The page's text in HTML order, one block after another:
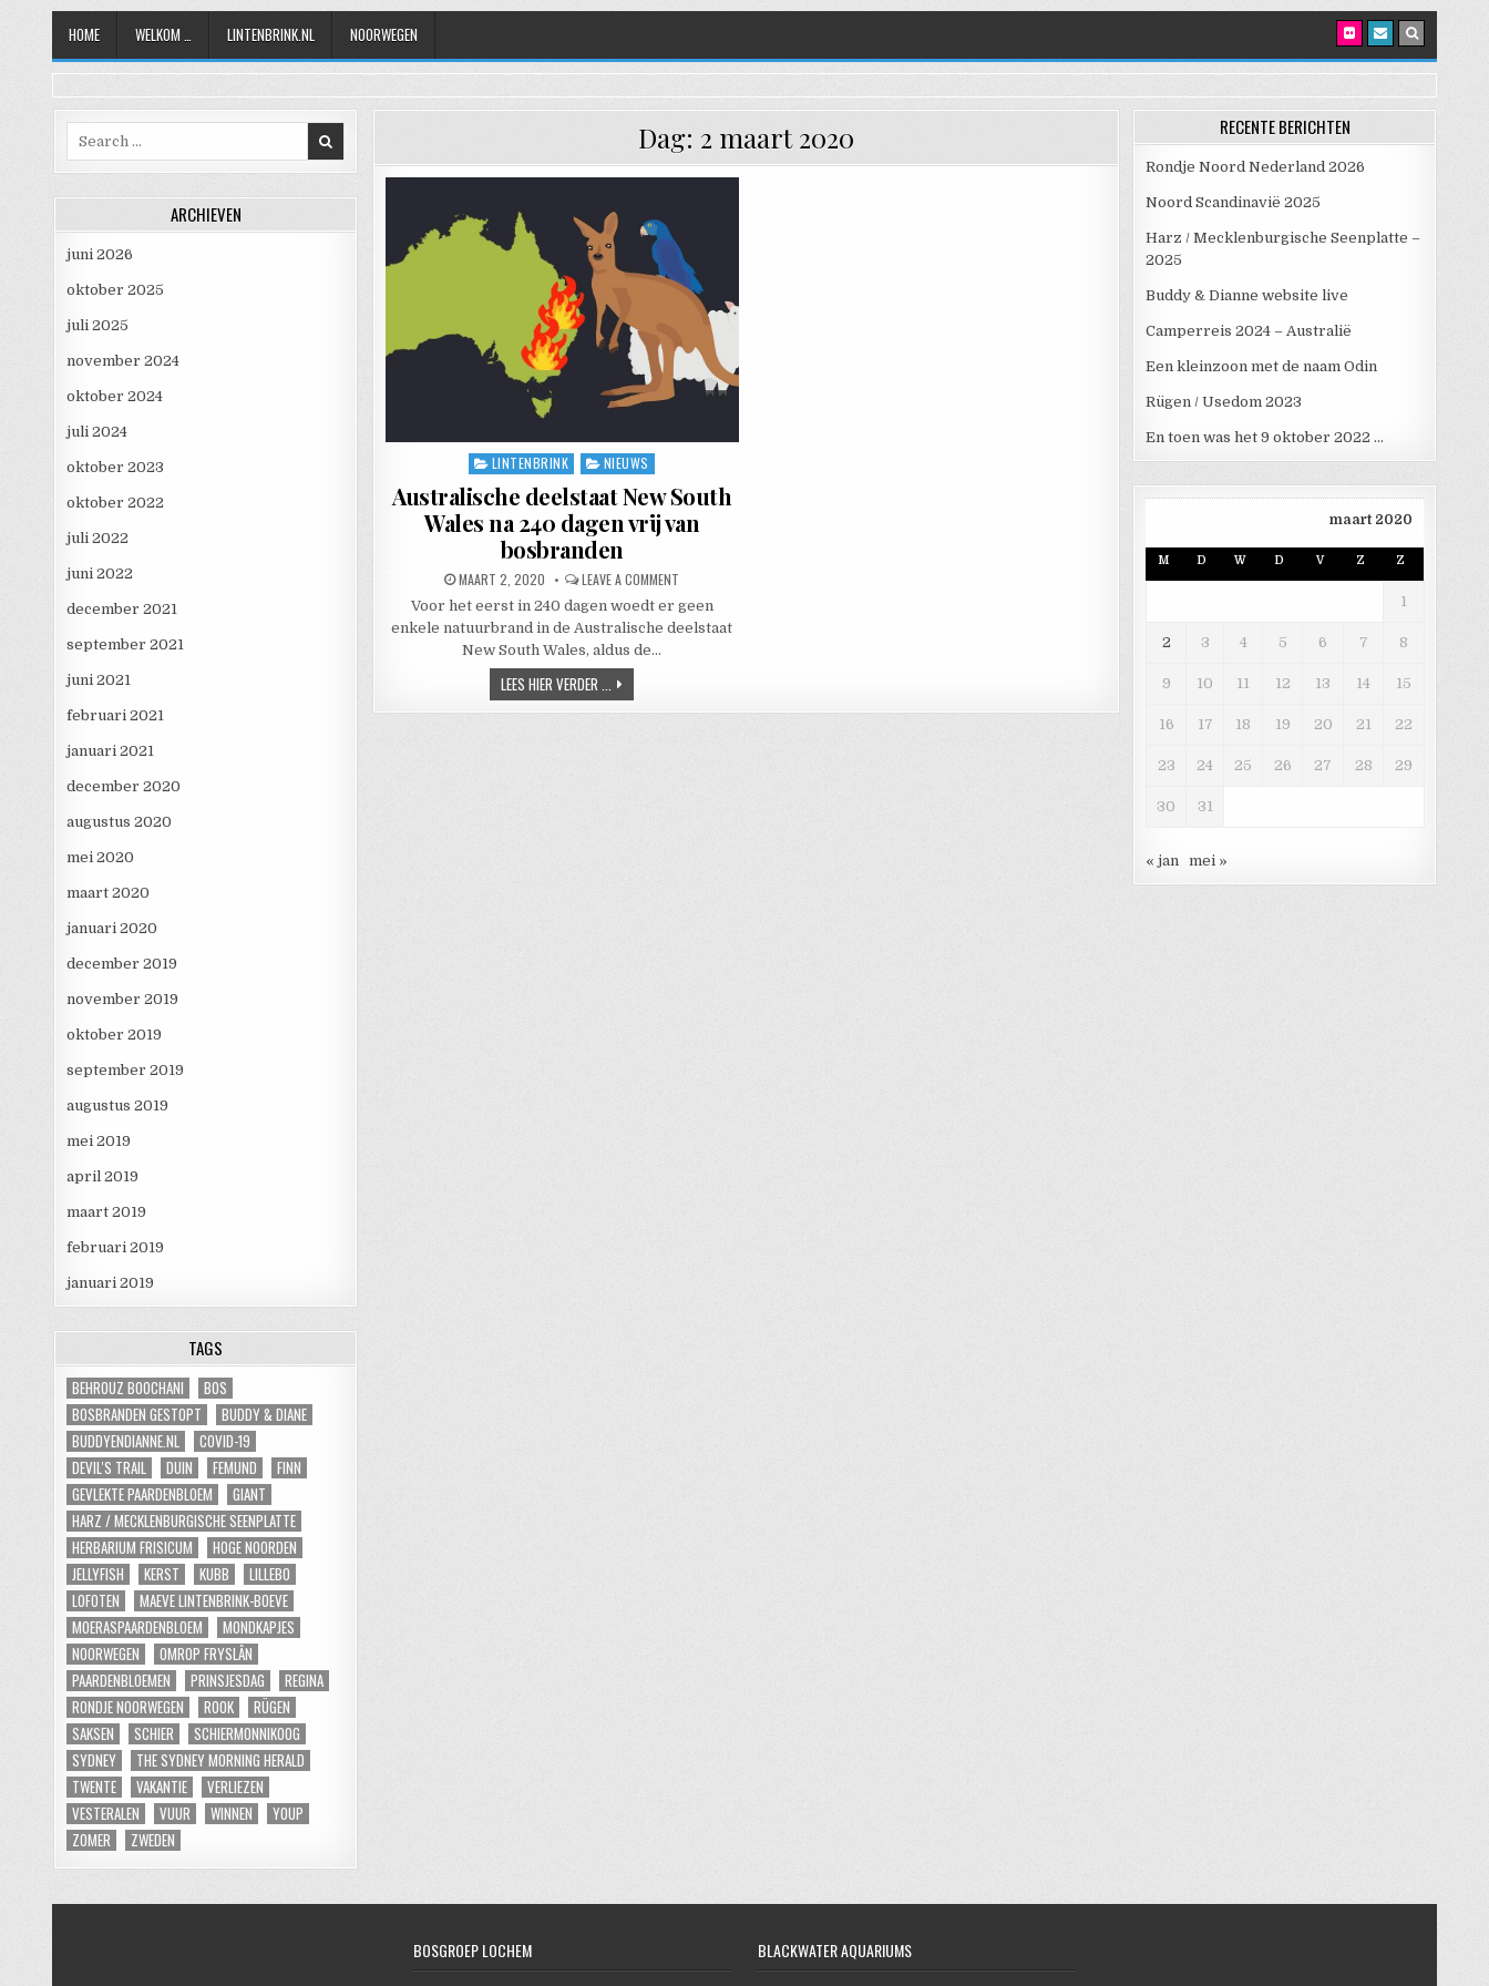
HOME WELKOM … LINTENBRINK.NL NOORWEGEN
Dag: 2 maart 2020
Posted in
LINTENBRINK NIEUWS
Australische deelstaat New South
Wales na 240 dagen vrij van
bosbranden
PUBLISHED DATE:
MAART 2, 2020 LEAVE A COMMENT ON AUSTRALISCHE DEELSTAAT NEW SOUTH WALES NA 240 DAGEN VRIJ VAN BOSBRANDEN
Voor het eerst in 240 dagen woedt er geen
enkele natuurbrand in de Australische deelstaat
New South Wales, aldus de…
LEES HIER VERDER ... AUSTRALISCHE DEELSTAAT NEW SOUTH WALES NA 240 DAGEN VRIJ VAN BOSBRANDEN
Search for:
ARCHIEVEN
juni 2026
oktober 2025
juli 2025
november 2024
oktober 2024
juli 2024
oktober 2023
oktober 2022
juli 2022
juni 2022
december 2021
september 2021
juni 2021
februari 2021
januari 2021
december 2020
augustus 2020
mei 2020
maart 2020
januari 2020
december 2019
november 2019
oktober 2019
september 2019
augustus 2019
mei 2019
april 2019
maart 2019
februari 2019
januari 2019
TAGS
BEHROUZ BOOCHANI
BOS
BOSBRANDEN GESTOPT
BUDDY & DIANE
BUDDYENDIANNE.NL
COVID-19
DEVIL'S TRAIL
DUIN FEMUND
FINN
GEVLEKTE PAARDENBLOEM
GIANT
HARZ / MECKLENBURGISCHE SEENPLATTE
HERBARIUM FRISICUM
HOGE NOORDEN
JELLYFISH
KERST KUBB
LILLEBO
LOFOTEN
MAEVE LINTENBRINK-BOEVE
MOERASPAARDENBLOEM
MONDKAPJES
NOORWEGEN
OMROP FRYSLÂN
PAARDENBLOEMEN
PRINSJESDAG
REGINA
RONDJE NOORWEGEN
ROOK
RÜGEN
SAKSEN
SCHIER
SCHIERMONNIKOOG
SYDNEY
THE SYDNEY MORNING HERALD
TWENTE
VAKANTIE
VERLIEZEN
VESTERALEN
VUUR WINNEN
YOUP
ZOMER
ZWEDEN
RECENTE BERICHTEN
Rondje Noord Nederland 2026
Noord Scandinavië 2025
Harz / Mecklenburgische Seenplatte –
2025
Buddy & Dianne website live
Camperreis 2024 – Australië
Een kleinzoon met de naam Odin
Rügen / Usedom 2023
En toen was het 9 oktober 2022 …
maart 2020
M D W D V Z Z
1
2 3 4 5 6 7 8
9 10 11 12 13 14 15
16 17 18 19 20 21 22
23 24 25 26 27 28 29
30 31
« jan mei »
BOSGROEP LOCHEM BLACKWATER AQUARIUMS